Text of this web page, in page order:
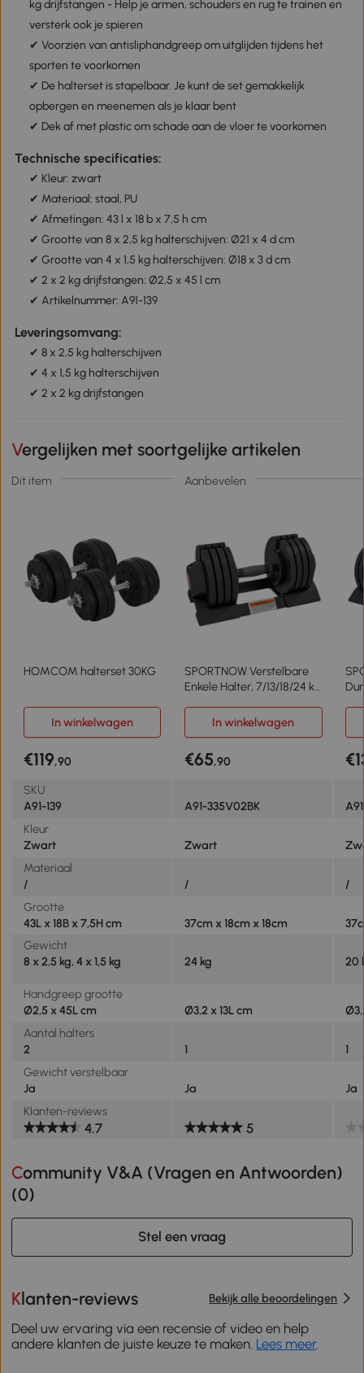
kg drijfstangen - Help je armen, schouders en rug te trainen en
versterk ook je spieren
✔ Voorzien van antisliphandgreep om uitglijden tijdens het
sporten te voorkomen
✔ De halterset is stapelbaar. Je kunt de set gemakkelijk
opbergen en meenemen als je klaar bent
✔ Dek af met plastic om schade aan de vloer te voorkomen
Technische specificaties:
✔ Kleur: zwart
✔ Materiaal: staal, PU
✔ Afmetingen: 43 l x 18 b x 7,5 h cm
✔ Grootte van 8 x 2,5 kg halterschijven: Ø21 x 4 d cm
✔ Grootte van 4 x 1,5 kg halterschijven: Ø18 x 3 d cm
✔ 2 x 2 kg drijfstangen: Ø2,5 x 45 l cm
✔ Artikelnummer: A91-139
Leveringsomvang:
✔ 8 x 2,5 kg halterschijven
✔ 4 x 1,5 kg halterschijven
✔ 2 x 2 kg drijfstangen
Vergelijken met soortgelijke artikelen
Dit item Aanbevelen
HOMCOM halterset 30KG
SPORTNOW Verstelbare
Enkele Halter, 7/13/18/24 kg
antislip handgrepen, Zwart
In winkelwagen In winkelwagen
€119,90 €65,90
SKU
A91-139
A91-335V02BK
Kleur
Zwart
Zwart
Materiaal
/
/
/
Grootte
43L x 18B x 7,5H cm
37cm x 18cm x 18cm
Gewicht
8 x 2,5 kg, 4 x 1,5 kg
24 kg 20
Handgreep grootte
Ø2,5 x 45L cm
Ø3,2 x 13L cm
Aantal halters
2
1
1
Gewicht verstelbaar
Ja
Ja
Ja
Klanten-reviews
4.7 5
Community V&A (Vragen en Antwoorden)
(0)
Stel een vraag
Klanten-reviews Bekijk alle beoordelingen
Deel uw ervaring via een recensie of video en help
andere klanten de juiste keuze te maken. Lees meer.